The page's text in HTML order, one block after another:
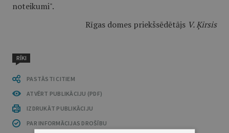
noteikumi".
Rīgas domes priekšsēdētājs V. Ķirsis
RĪKI
PASTĀSTI CITIEM
ATVĒRT PUBLIKĀCIJU (PDF)
IZDRUKĀT PUBLIKĀCIJU
PAR INFORMĀCIJAS DROŠĪBU